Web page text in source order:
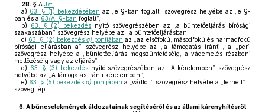
28. § A Jst.
a) 63. § (1) bekezdésében az „e §-ban foglalt” szövegrész helyébe az „e §-
ban és a 63/A. §-ban foglalt”,
b)
63. § (2) bekezdés nyitó szövegrészében az „a büntetőeljárás bírósági
szakaszában” szövegrész helyébe az „a büntetőeljárásban”,
c) 63. § (2) bekezdés a) pontjában az „az elsőfokú, másodfokú és harmadfokú
bírósági eljárásban a” szövegrész helyébe az „a támogatás iránti”, a „per”
szövegrész helyébe a „büntetőeljárás megszüntetéséig, a vádemelés részbeni
mellőzéséig vagy az eljárás”,
d) 63. § (3) bekezdésnyitó szövegrészében az „A kérelemben” szövegrész
helyébe az „A támogatás iránti kérelemben”,
e) 63. § (5) bekezdés a) pontjában a „vádlott” szövegrész helyébe a „terhelt”
szöveg lép.
6. A bűncselekmények áldozatainak segítéséről és az állami kárenyhítésről